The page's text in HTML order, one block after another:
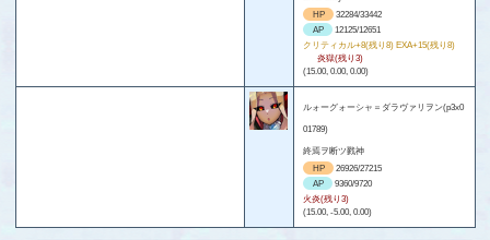
HP
32284/33442
AP
12125/12651
クリティカル+8(残り8) EXA+15(残り8)
炎獄(残り3)
(15.00, 0.00, 0.00)
ルォーグォーシャ＝ダラヴァリヲン(p3x0
01789)
終焉ヲ断ツ戮神
HP
26926/27215
AP
9360/9720
火炎(残り3)
(15.00, -5.00, 0.00)